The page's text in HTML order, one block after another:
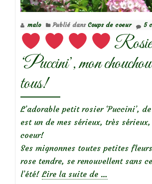
malo Publié dans Coups de coeur 5
‘Puccini’, mon
tous!
L’adorable petit rosier ‘Puccini’,
est un de mes sérieux, très
coeur!
Ses mignonnes toutes petites
rose tendre, se renouvellent sans
l’été! Lire la suite de …